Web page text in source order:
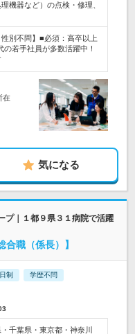
機器など）の点検・修理、
別不問】■必須：高卒以上
若手社員が多数活躍中！
在
気になる
プ｜１都９県３１病院で活躍
職（係長）】
制 学歴不問
千葉県・東京都・神奈川